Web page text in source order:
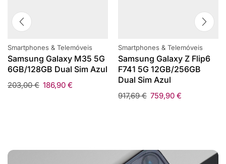
Smartphones & Telemóveis
Samsung Galaxy M35 5G
6GB/128GB Dual Sim Azul
203,00€ 186,90 €
Smartphones & Telemóveis
Samsung Galaxy Z Flip6
F741 5G 12GB/256GB
Dual Sim Azul
917,69€ 759,90 €